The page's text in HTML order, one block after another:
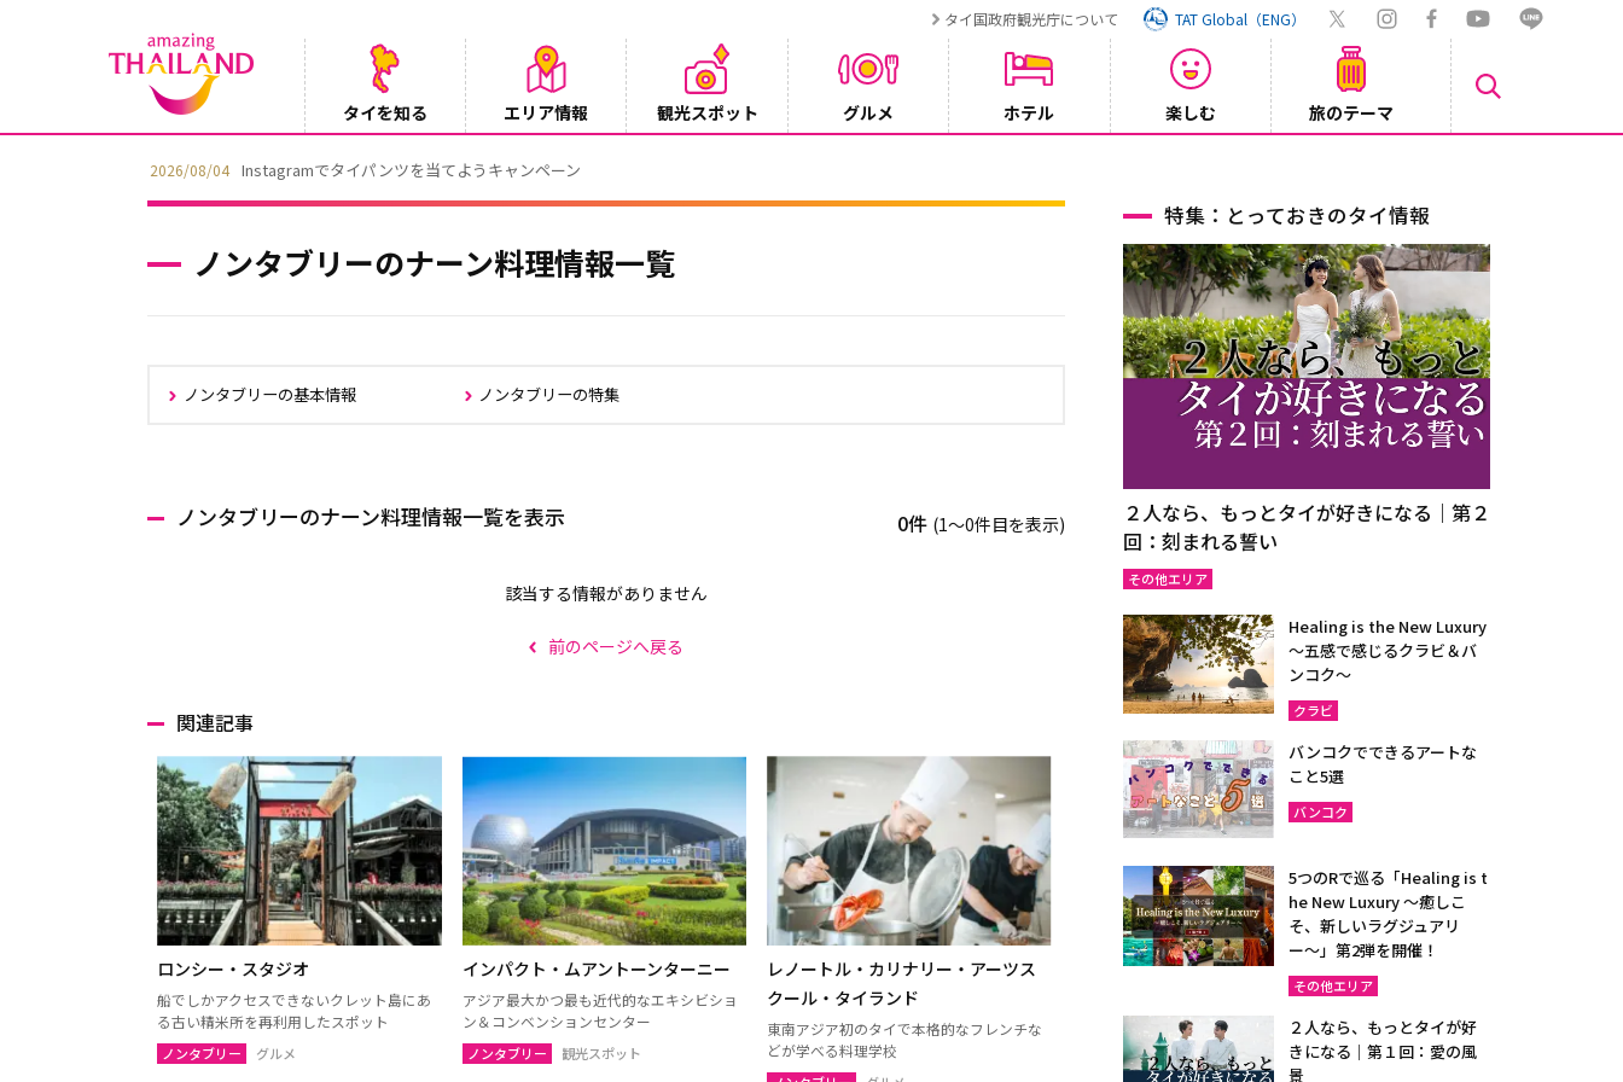
タイ国政府観光庁について TAT Global（ENG）
タイを知る エリア情報 観光スポット グルメ ホテル 楽しむ 旅のテーマ
2026/08/03 【鉄道】バンコクーアユタヤを結ぶ冷房列車「SRT BANGKOK CONNEX」8月1日運行開始
ノンタブリーのナーン料理情報一覧
ノンタブリーの基本情報 ノンタブリーの特集
ノンタブリーのナーン料理情報一覧を表示 0件 (1〜0件目を表示)
該当する情報がありません
前のページへ戻る
関連記事
ロンシー・スタジオ
船でしかアクセスできないクレット島にあ
る古い精米所を再利用したスポット
ノンタブリー グルメ
インパクト・ムアントーンターニー
アジア最大かつ最も近代的なエキシビショ
ン＆コンベンションセンター
ノンタブリー 観光スポット
レノートル・カリナリー・アーツス
クール・タイランド
東南アジア初のタイで本格的なフレンチな
どが学べる料理学校
特集：とっておきのタイ情報
２人なら、もっとタイが好きになる｜第２
回：刻まれる誓い
その他エリア
Healing is the New Luxury
～五感で感じるクラビ＆バ
ンコク～
クラビ
バンコクでできるアートな
こと5選
バンコク
5つのRで巡る「Healing is t
he New Luxury ～癒しこ
そ、新しいラグジュアリ
ー〜」第2弾を開催！
その他エリア
２人なら、もっとタイが好
きになる｜第１回：愛の風
景